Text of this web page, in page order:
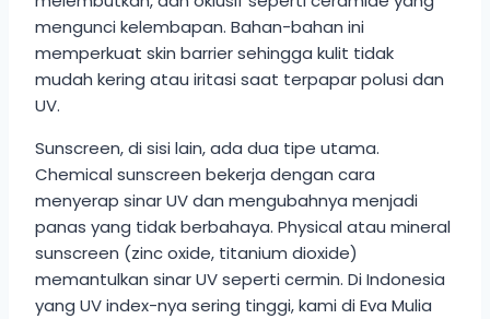
mengunci kelembapan. Bahan-bahan ini
memperkuat skin barrier sehingga kulit tidak
mudah kering atau iritasi saat terpapar polusi dan
UV.
Sunscreen, di sisi lain, ada dua tipe utama.
Chemical sunscreen bekerja dengan cara
menyerap sinar UV dan mengubahnya menjadi
panas yang tidak berbahaya. Physical atau mineral
sunscreen (zinc oxide, titanium dioxide)
memantulkan sinar UV seperti cermin. Di Indonesia
yang UV index-nya sering tinggi, kami di Eva Mulia